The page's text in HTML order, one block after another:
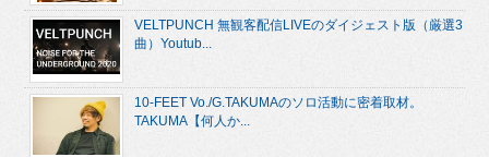
VELTPUNCH 無観客配信LIVEのダイジェスト版（厳選3
曲）Youtub...
10-FEET Vo./G.TAKUMAのソロ活動に密着取材。
TAKUMA【何人か...